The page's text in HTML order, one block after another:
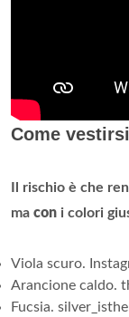
Come
Il rischio è che
ma con i colori
Viola scuro.
Arancione caldo.
Fucsia.